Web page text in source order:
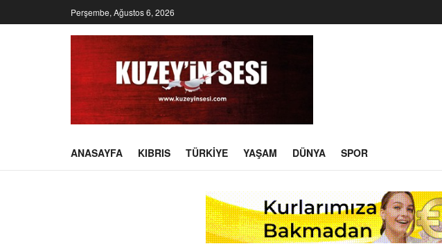
Perşembe, Ağustos 6, 2026
ANASAYFA KIBRIS TÜRKIYE YAŞAM DÜNYA SPOR